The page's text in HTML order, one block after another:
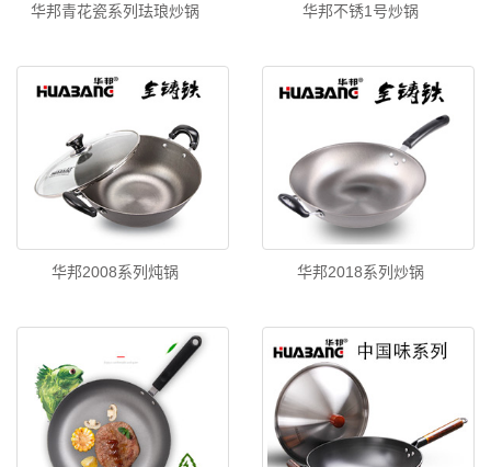
华邦青花瓷系列珐琅炒锅 华邦不锈1号炒锅
华邦2008系列炖锅 华邦2018系列炒锅